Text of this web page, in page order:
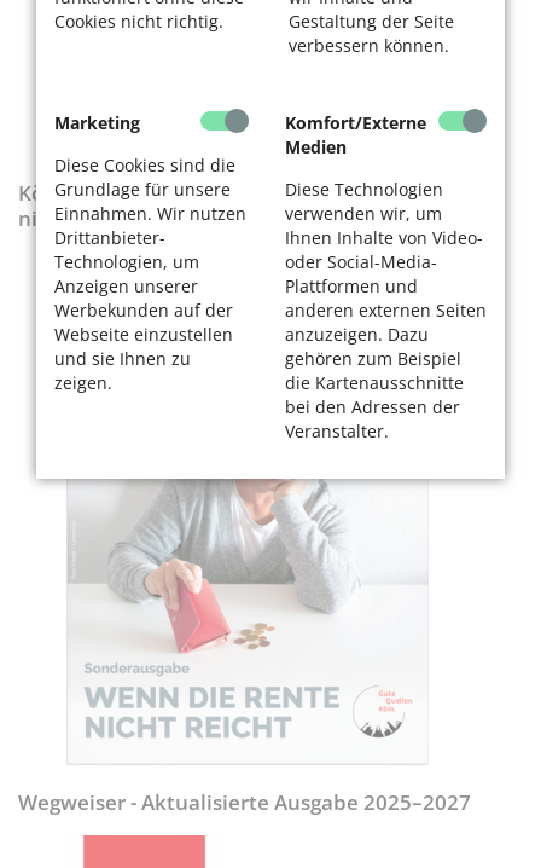
Cookies nicht richtig.
Gestaltung der Seite
verbessern können.
Marketing
Diese Cookies sind die
Grundlage für unsere
Einnahmen. Wir nutzen
Drittanbieter-
Technologien, um
Anzeigen unserer
Werbekunden auf der
Webseite einzustellen
und sie Ihnen zu
zeigen.
Komfort/Externe
Medien
Diese Technologien
verwenden wir, um
Ihnen Inhalte von Video-
oder Social-Media-
Plattformen und
anderen externen Seiten
anzuzeigen. Dazu
gehören zum Beispiel
die Kartenausschnitte
bei den Adressen der
Veranstalter.
KölnerLeben-Sonderausgabe „Wenn die Rente
nicht reicht“
Wegweiser - Aktualisierte Ausgabe 2025–2027